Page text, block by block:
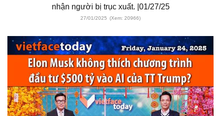
nhận người bị trục xuất. |01/27/25
27/01/2025 (Xem: 20966)